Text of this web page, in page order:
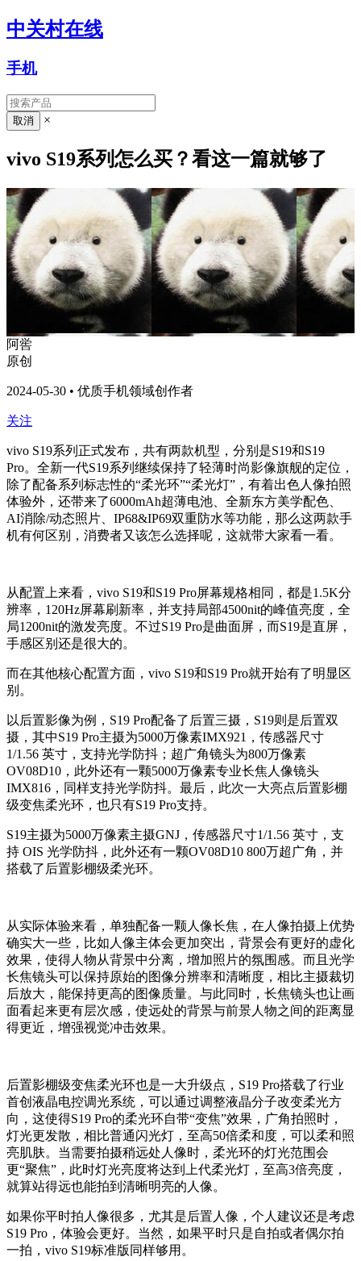
中关村在线
手机
×
vivo S19系列怎么买？看这一篇就够了
阿喾
原创
2024-05-30 • 优质手机领域创作者
关注
vivo S19系列正式发布，共有两款机型，分别是S19和S19
Pro。全新一代S19系列继续保持了轻薄时尚影像旗舰的定位，
除了配备系列标志性的“柔光环”“柔光灯”，有着出色人像拍照
体验外，还带来了6000mAh超薄电池、全新东方美学配色、
AI消除/动态照片、IP68&IP69双重防水等功能，那么这两款手
机有何区别，消费者又该怎么选择呢，这就带大家看一看。
从配置上来看，vivo S19和S19 Pro屏幕规格相同，都是1.5K分
辨率，120Hz屏幕刷新率，并支持局部4500nit的峰值亮度，全
局1200nit的激发亮度。不过S19 Pro是曲面屏，而S19是直屏，
手感区别还是很大的。
而在其他核心配置方面，vivo S19和S19 Pro就开始有了明显区
别。
以后置影像为例，S19 Pro配备了后置三摄，S19则是后置双
摄，其中S19 Pro主摄为5000万像素IMX921，传感器尺寸
1/1.56 英寸，支持光学防抖；超广角镜头为800万像素
OV08D10，此外还有一颗5000万像素专业长焦人像镜头
IMX816，同样支持光学防抖。最后，此次一大亮点后置影棚
级变焦柔光环，也只有S19 Pro支持。
S19主摄为5000万像素主摄GNJ，传感器尺寸1/1.56 英寸，支
持 OIS 光学防抖，此外还有一颗OV08D10 800万超广角，并
搭载了后置影棚级柔光环。
从实际体验来看，单独配备一颗人像长焦，在人像拍摄上优势
确实大一些，比如人像主体会更加突出，背景会有更好的虚化
效果，使得人物从背景中分离，增加照片的氛围感。而且光学
长焦镜头可以保持原始的图像分辨率和清晰度，相比主摄裁切
后放大，能保持更高的图像质量。与此同时，长焦镜头也让画
面看起来更有层次感，使远处的背景与前景人物之间的距离显
得更近，增强视觉冲击效果。
后置影棚级变焦柔光环也是一大升级点，S19 Pro搭载了行业
首创液晶电控调光系统，可以通过调整液晶分子改变柔光方
向，这使得S19 Pro的柔光环自带“变焦”效果，广角拍照时，
灯光更发散，相比普通闪光灯，至高50倍柔和度，可以柔和照
亮肌肤。当需要拍摄稍远处人像时，柔光环的灯光范围会
更“聚焦”，此时灯光亮度将达到上代柔光灯，至高3倍亮度，
就算站得远也能拍到清晰明亮的人像。
如果你平时拍人像很多，尤其是后置人像，个人建议还是考虑
S19 Pro，体验会更好。当然，如果平时只是自拍或者偶尔拍
一拍，vivo S19标准版同样够用。